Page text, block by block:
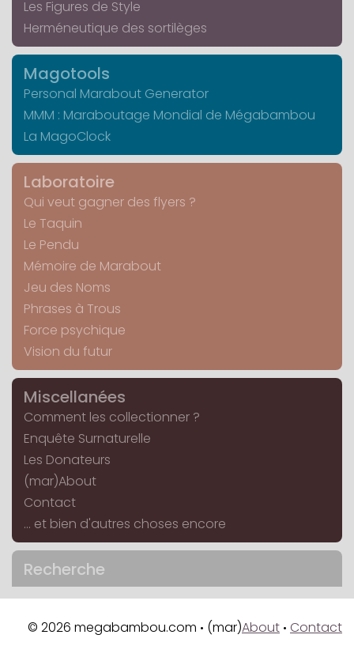
Les Figures de Style
Herméneutique des sortilèges
Magotools
Personal Marabout Generator
MMM : Maraboutage Mondial de Mégabambou
La MagoClock
Laboratoire
Qui veut gagner des flyers ?
Le Taquin
Le Pendu
Mémoire de Marabout
Jeu des Noms
Phrases à Trous
Force psychique
Vision du futur
Miscellanées
Comment les collectionner ?
Enquête Surnaturelle
Les Donateurs
(mar)About
Contact
... et bien d'autres choses encore
Recherche
© 2026 megabambou.com • (mar)About • Contact